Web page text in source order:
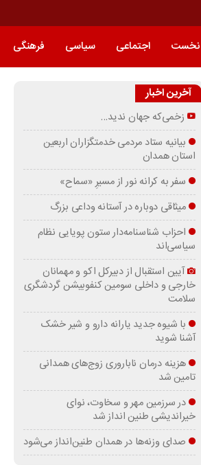
اجتماعی سیاسی فرهنگی
آخرین اخبار
زخمی‌که جهان ندید…
بیانیه ستاد مردمی خدمتگزاران اربعین
استان همدان
سفر به کرانه‌ نور از مسیرِ «سماح»
میثاقی دوباره در آستانه‌ وداعی بزرگ
احزاب شناسنامه‌دار ستون پویایی نظام
سیاسی‌اند
آیین استقبال از دبیرکل اکو و مهمانان
خارجی و داخلی سومین کنفوبیشن گردشگری
سلامت
با شیوه جدید یارانه دارو و شیر خشک
آشنا شوید
هزینه درمان ناباروری زوج‌های همدانی
تامین شد
در سرزمین مهر و سخاوت، نوای
خیراندیشی طنین انداز شد
صدای وزنه‌ها در همدان طنین‌انداز می‌شود